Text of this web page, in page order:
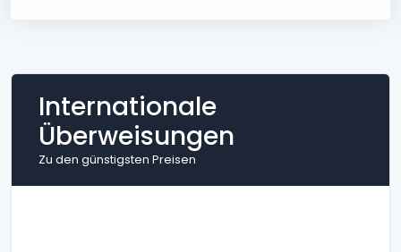
Internationale
Überweisungen
Zu den günstigsten Preisen